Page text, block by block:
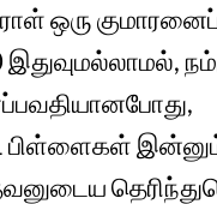
ஒரு
இதுவுமல்லாமல்,
பிள்ளைகள் இன்னும்